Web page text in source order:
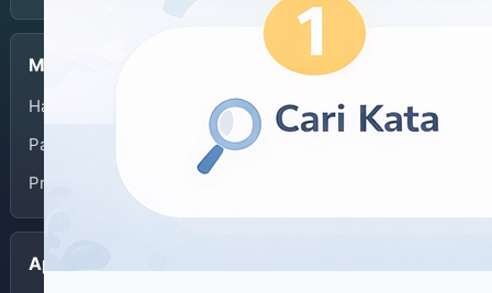
Menu
Halaman Depan
Panduan Penggunaan
Privacy Policy
Aplikasi